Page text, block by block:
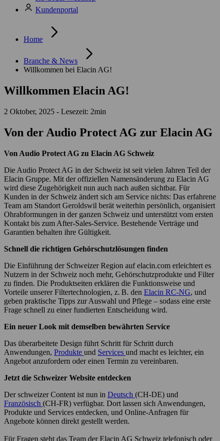
Kundenportal
Home
Branche & News
Willkommen bei Elacin AG!
Willkommen Elacin AG!
2 Oktober, 2025 - Lesezeit: 2min
Von der Audio Protect AG zur Elacin AG
Von Audio Protect AG zu Elacin AG Schweiz
Die Audio Protect AG in der Schweiz ist seit vielen Jahren Teil der
Elacin Gruppe. Mit der offiziellen Namensänderung zu Elacin AG
wird diese Zugehörigkeit nun auch nach außen sichtbar. Für
Kunden in der Schweiz ändert sich am Service nichts: Das erfahrene
Team am Standort Geroldswil berät weiterhin persönlich, organisiert
Ohrabformungen in der ganzen Schweiz und unterstützt vom ersten
Kontakt bis zum After-Sales-Service. Bestehende Verträge und
Garantien behalten ihre Gültigkeit.
Schnell die richtigen Gehörschutzlösungen finden
Die Einführung der Schweizer Region auf elacin.com erleichtert es
Nutzern in der Schweiz noch mehr, Gehörschutzprodukte und Filter
zu finden. Die Produktseiten erklären die Funktionsweise und
Vorteile unserer Filtertechnologien, z. B. den Elacin RC-NG, und
geben praktische Tipps zur Auswahl und Pflege – sodass eine erste
Frage schnell zu einer fundierten Entscheidung wird.
Ein neuer Look mit demselben bewährten Service
Das überarbeitete Design führt Schritt für Schritt durch
Anwendungen, Produkte und Services und macht es leichter, ein
Angebot anzufordern oder einen Termin zu vereinbaren.
Jetzt die Schweizer Website entdecken
Der schweizer Content ist nun in Deutsch (CH-DE) und
Französisch (CH-FR) verfügbar. Dort lassen sich Anwendungen,
Produkte und Services entdecken, und Online-Anfragen für
Angebote können direkt gestellt werden.
Für Fragen steht das Team der Elacin AG Schweiz telefonisch oder